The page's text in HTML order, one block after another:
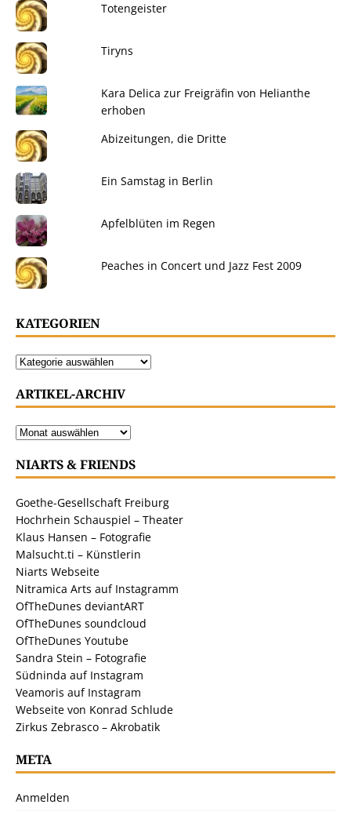
Totengeister
Tiryns
Kara Delica zur Freigräfin von Helianthe
erhoben
Abizeitungen, die Dritte
Ein Samstag in Berlin
Apfelblüten im Regen
Peaches in Concert und Jazz Fest 2009
KATEGORIEN
ARTIKEL-ARCHIV
NIARTS & FRIENDS
Goethe-Gesellschaft Freiburg
Hochrhein Schauspiel – Theater
Klaus Hansen – Fotografie
Malsucht.ti – Künstlerin
Niarts Webseite
Nitramica Arts auf Instagramm
OfTheDunes deviantART
OfTheDunes soundcloud
OfTheDunes Youtube
Sandra Stein – Fotografie
Südninda auf Instagram
Veamoris auf Instagram
Webseite von Konrad Schlude
Zirkus Zebrasco – Akrobatik
META
Anmelden